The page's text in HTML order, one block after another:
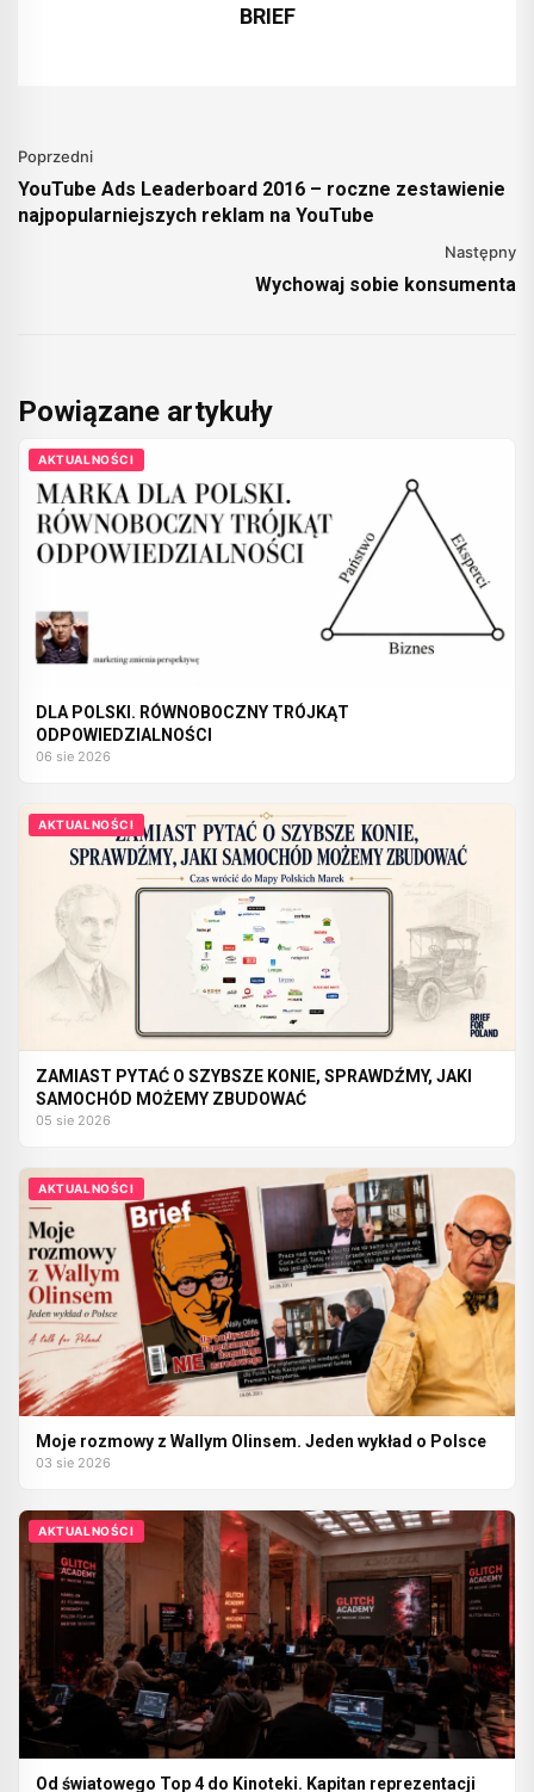
BRIEF
Poprzedni
YouTube Ads Leaderboard 2016 – roczne zestawienie
najpopularniejszych reklam na YouTube
Następny
Wychowaj sobie konsumenta
Powiązane artykuły
AKTUALNOŚCI
DLA POLSKI. RÓWNOBOCZNY TRÓJKĄT
ODPOWIEDZIALNOŚCI
06 sie 2026
AKTUALNOŚCI
ZAMIAST PYTAĆ O SZYBSZE KONIE, SPRAWDŹMY, JAKI
SAMOCHÓD MOŻEMY ZBUDOWAĆ
05 sie 2026
AKTUALNOŚCI
Moje rozmowy z Wallym Olinsem. Jeden wykład o Polsce
03 sie 2026
AKTUALNOŚCI
Od światowego Top 4 do Kinoteki. Kapitan reprezentacji